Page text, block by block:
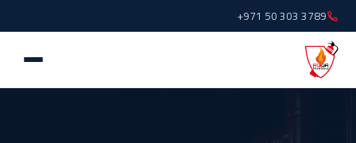
+971 50 303 3789